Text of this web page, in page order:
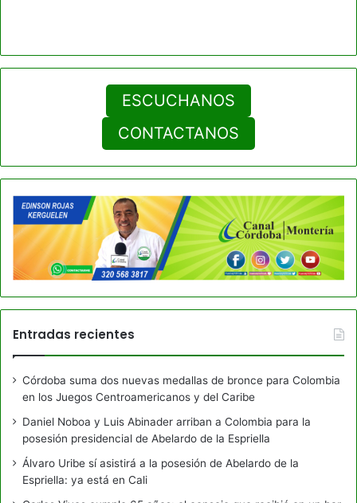
ESCUCHANOS
CONTACTANOS
Entradas recientes
Córdoba suma dos nuevas medallas de bronce para Colombia
en los Juegos Centroamericanos y del Caribe
Daniel Noboa y Luis Abinader arriban a Colombia para la
posesión presidencial de Abelardo de la Espriella
Álvaro Uribe sí asistirá a la posesión de Abelardo de la
Espriella: ya está en Cali